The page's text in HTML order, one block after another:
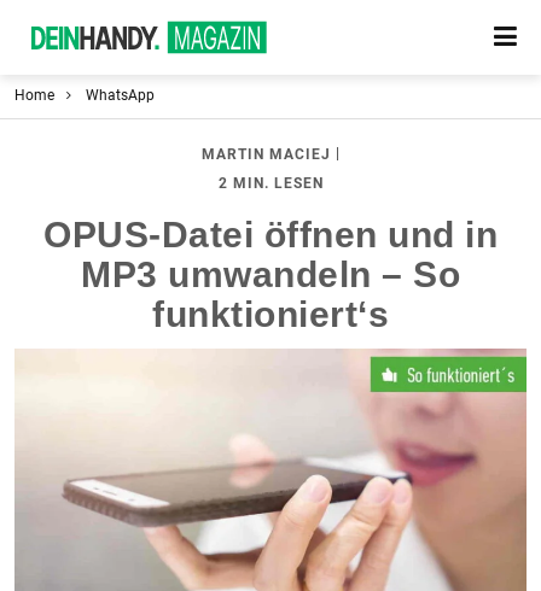
Home WhatsApp
MARTIN MACIEJ
2 MIN. LESEN
OPUS-Datei öffnen und in
MP3 umwandeln – So
funktioniert‘s